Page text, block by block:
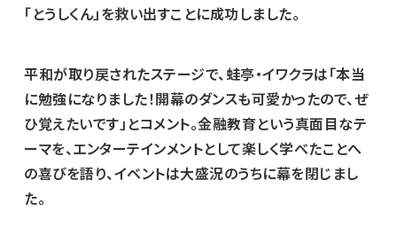
「とうしくん」を救い出すことに成功しました。
平和が取り戻されたステージで、蛙亭・イワクラは「本当
に勉強になりました！開幕のダンスも可愛かったので、ぜ
ひ覚えたいです」とコメント。金融教育という真面目なテ
ーマを、エンターテインメントとして楽しく学べたことへ
の喜びを語り、イベントは大盛況のうちに幕を閉じまし
た。